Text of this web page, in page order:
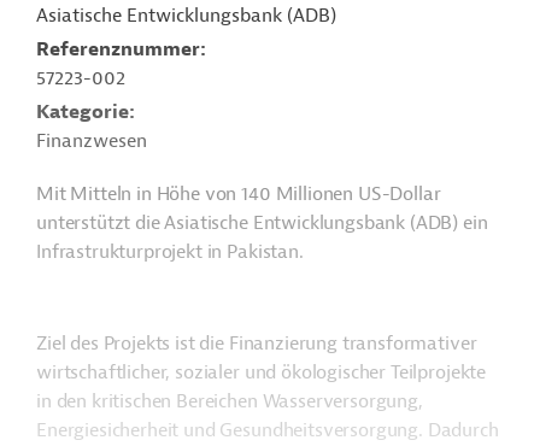
Asiatische Entwicklungsbank (ADB)
Referenznummer
57223-002
Kategorie
Finanzwesen
Mit Mitteln in Höhe von 140 Millionen US-Dollar
unterstützt die Asiatische Entwicklungsbank (ADB) ein
Infrastrukturprojekt in Pakistan.
Ziel des Projekts ist die Finanzierung transformativer
wirtschaftlicher, sozialer und ökologischer Teilprojekte
in den kritischen Bereichen Wasserversorgung,
Energiesicherheit und Gesundheitsversorgung. Dadurch